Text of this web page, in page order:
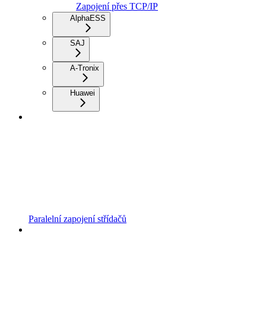
Zapojení přes TCP/IP
AlphaESS
SAJ
A-Tronix
Huawei
Paralelní zapojení střídačů